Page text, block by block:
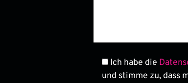
Ich habe die
und stimme zu, dass